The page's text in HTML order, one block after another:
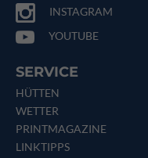
INSTAGRAM
YOUTUBE
SERVICE
HÜTTEN
WETTER
PRINTMAGAZINE
LINKTIPPS